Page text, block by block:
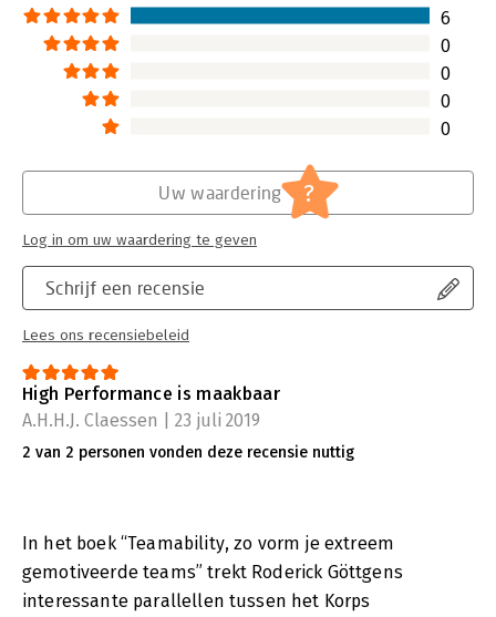
6
0
0
0
0
Schrijf een recensie
Lees ons recensiebeleid
Uw waardering ?
Log in om uw waardering te geven
High Performance is maakbaar
A.H.H.J. Claessen | 23 juli 2019
2 van 2 personen vonden deze recensie nuttig
In het boek “Teamability, zo vorm je extreem
gemotiveerde teams” trekt Roderick Göttgens
interessante parallellen tussen het Korps